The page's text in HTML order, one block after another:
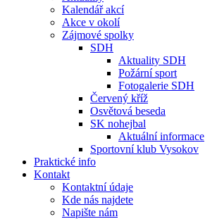
Kalendář akcí
Akce v okolí
Zájmové spolky
SDH
Aktuality SDH
Požární sport
Fotogalerie SDH
Červený kříž
Osvětová beseda
SK nohejbal
Aktuální informace
Sportovní klub Vysokov
Praktické info
Kontakt
Kontaktní údaje
Kde nás najdete
Napište nám